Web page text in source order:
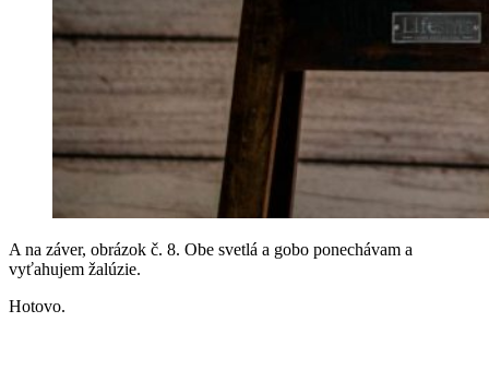
A na záver, obrázok č. 8. Obe svetlá a gobo ponechávam a
vyťahujem žalúzie.
Hotovo.